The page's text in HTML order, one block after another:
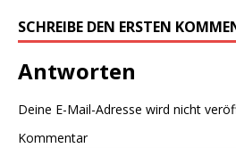
SCHREIBE DEN ERSTEN
Antworten
Deine E-Mail-Adresse wird nicht
Kommentar